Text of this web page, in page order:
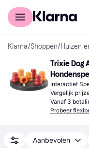
Voor shoppers
Klarna/Shoppen/Huizen
Trixie Dog
Interactief
Vergelijk
Vanaf 3
Probeer
Aanbevolen